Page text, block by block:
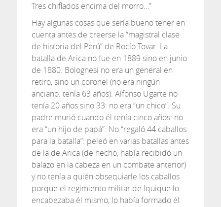
Tres chiflados encima del morro…”
Hay algunas cosas que sería bueno tener en
cuenta antes de creerse la “magistral clase
de historia del Perú” de Rocío Tovar. La
batalla de Arica no fue en 1889 sino en junio
de 1880. Bolognesi no era un general en
retiro, sino un coronel (no era ningún
anciano: tenía 63 años). Alfonso Ugarte no
tenía 20 años sino 33: no era “un chico”. Su
padre murió cuando él tenía cinco años: no
era “un hijo de papá”. No “regaló 44 caballos
para la batalla”: peleó en varias batallas antes
de la de Arica (de hecho, había recibido un
balazo en la cabeza en un combate anterior)
y no tenía a quién obsequiarle los caballos
porque el regimiento militar de Iquique lo
encabezaba él mismo, lo había formado él